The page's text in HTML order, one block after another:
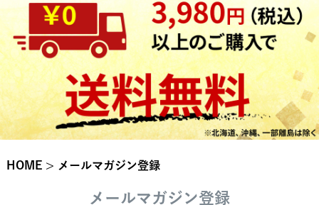
HOME メールマガジン登録
メールマガジン登録